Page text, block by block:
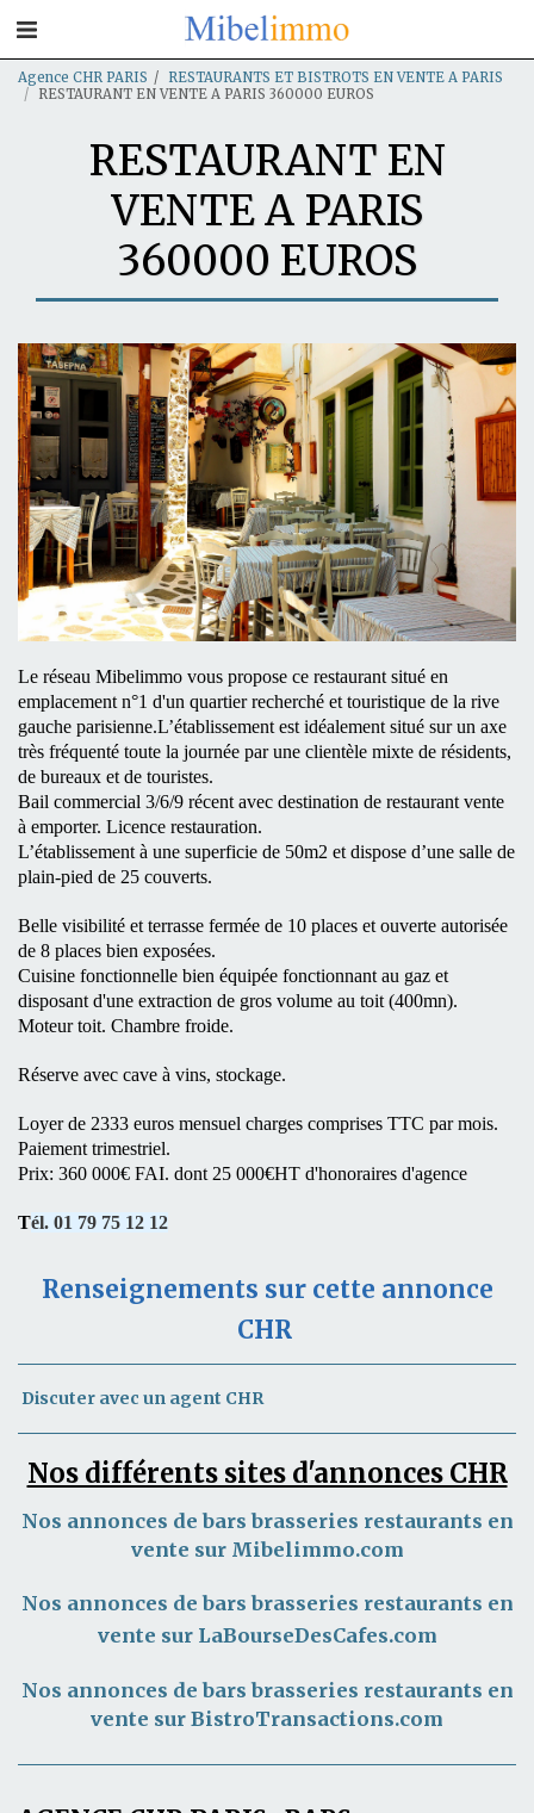
Agence CHR PARIS
RESTAURANTS ET BISTROTS EN VENTE A PARIS
RESTAURANT EN VENTE A PARIS 360000 EUROS
RESTAURANT EN
VENTE A PARIS
360000 EUROS
Le réseau Mibelimmo vous propose ce restaurant situé en
emplacement n°1 d'un quartier recherché et touristique de la rive
gauche parisienne.L’établissement est idéalement situé sur un axe
très fréquenté toute la journée par une clientèle mixte de résidents,
de bureaux et de touristes.
Bail commercial 3/6/9 récent avec destination de restaurant vente
à emporter. Licence restauration.
L’établissement à une superficie de 50m2 et dispose d’une salle de
plain-pied de 25 couverts.
Belle visibilité et terrasse fermée de 10 places et ouverte autorisée
de 8 places bien exposées.
Cuisine fonctionnelle bien équipée fonctionnant au gaz et
disposant d'une extraction de gros volume au toit (400mn).
Moteur toit. Chambre froide.
Réserve avec cave à vins, stockage.
Loyer de 2333 euros mensuel charges comprises TTC par mois.
Paiement trimestriel.
Prix: 360 000€ FAI. dont 25 000€HT d'honoraires d'agence
Tél. 01 79 75 12 12
Renseignements sur cette annonce
CHR
Discuter avec un agent CHR
Nos différents sites d'annonces CHR
Nos annonces de bars brasseries restaurants en
vente sur Mibelimmo.com
Nos annonces de bars brasseries restaurants en
vente sur LaBourseDesCafes.com
Nos annonces de bars brasseries restaurants en
vente sur BistroTransactions.com